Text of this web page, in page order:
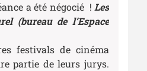
a été négocié ! Les
(bureau de l’Espace
festivals de cinéma
partie de leurs jurys.